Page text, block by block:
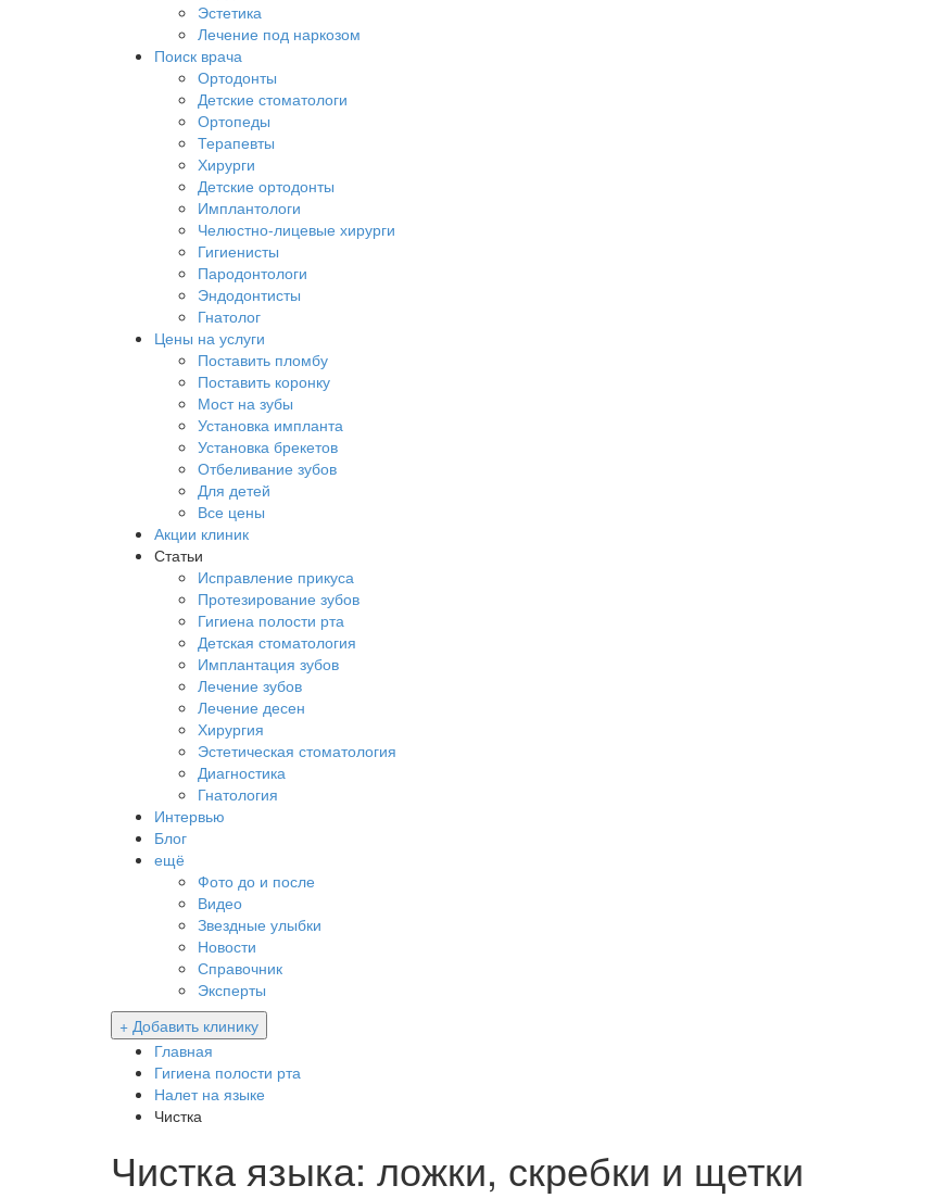
Эстетика
Лечение под наркозом
Поиск врача
Ортодонты
Детские стоматологи
Ортопеды
Терапевты
Хирурги
Детские ортодонты
Имплантологи
Челюстно-лицевые хирурги
Гигиенисты
Пародонтологи
Эндодонтисты
Гнатолог
Цены на услуги
Поставить пломбу
Поставить коронку
Мост на зубы
Установка импланта
Установка брекетов
Отбеливание зубов
Для детей
Все цены
Акции клиник
Статьи
Исправление прикуса
Протезирование зубов
Гигиена полости рта
Детская стоматология
Имплантация зубов
Лечение зубов
Лечение десен
Хирургия
Эстетическая стоматология
Диагностика
Гнатология
Интервью
Блог
ещё
Фото до и после
Видео
Звездные улыбки
Новости
Справочник
Эксперты
+ Добавить клинику
Главная
Гигиена полости рта
Налет на языке
Чистка
Чистка языка: ложки, скребки и щетки